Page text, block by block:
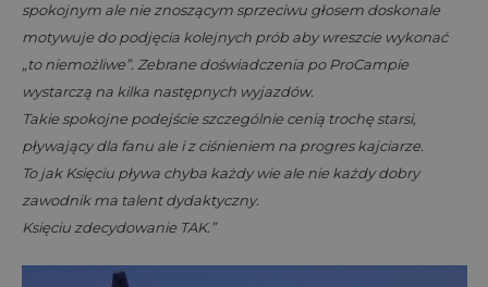
spokojnym ale nie znoszącym sprzeciwu głosem doskonale
motywuje do podjęcia kolejnych prób aby wreszcie wykonać
„to niemożliwe”. Zebrane doświadczenia po ProCampie
wystarczą na kilka następnych wyjazdów.
Takie spokojne podejście szczególnie cenią trochę starsi,
pływający dla fanu ale i z ciśnieniem na progres kajciarze.
To jak Księciu pływa chyba każdy wie ale nie każdy dobry
zawodnik ma talent dydaktyczny.
Księciu zdecydowanie TAK.”